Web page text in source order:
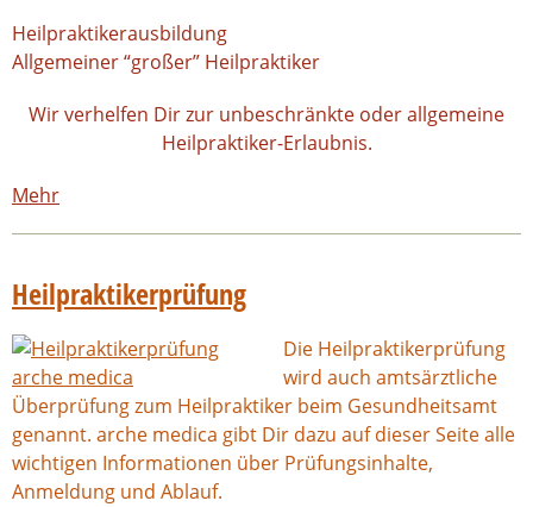
Heilpraktikerausbildung
Allgemeiner “großer” Heilpraktiker
Wir verhelfen Dir zur unbeschränkte oder allgemeine
Heilpraktiker-Erlaubnis.
Mehr
Heilpraktikerprüfung
Die Heilpraktikerprüfung
wird auch amtsärztliche
Überprüfung zum Heilpraktiker beim Gesundheitsamt
genannt. arche medica gibt Dir dazu auf dieser Seite alle
wichtigen Informationen über Prüfungsinhalte,
Anmeldung und Ablauf.